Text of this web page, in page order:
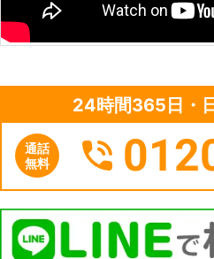
24時間365日・
通話
無料